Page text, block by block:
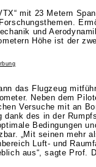
mit 23 Metern
und
Höhe ist der
das Flugzeug
Neben dem
Versuche mit an
dank des in der
Bedingungen
„Mit seinen mehr
Luft- und
aus“, sagte Prof.